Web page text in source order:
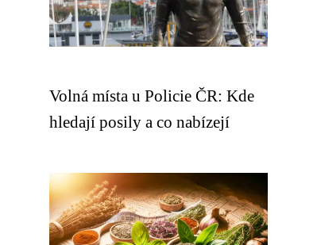
Volná místa u Policie ČR: Kde
hledají posily a co nabízejí